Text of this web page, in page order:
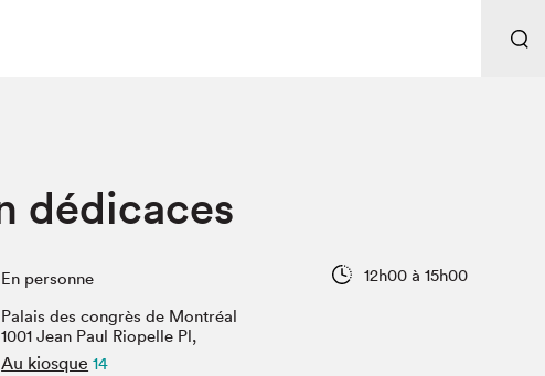
Vidéos et balados
dédicaces
En personne
12h00 à 15h00
Palais des congrès de Montréal
1001 Jean Paul Riopelle Pl,
Au kiosque 14